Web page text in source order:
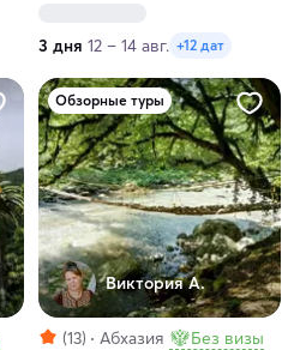
3 дня 12 – 14 авг. +12 дат
Обзорные туры
Виктория А.
(13) Абхазия Без визы